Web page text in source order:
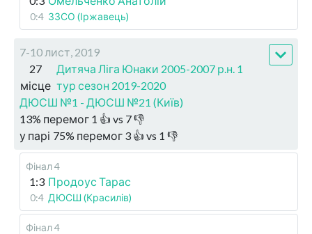
0:4 ЗЗСО (Іржавець)
7-10 лист, 2019
27
місце
Дитяча Ліга Юнаки 2005-2007 р.н. 1
тур сезон 2019-2020
ДЮСШ №1 - ДЮСШ №21 (Київ)
13% перемог 1 👍 vs 7👎
у парі 75% перемог 3 👍 vs 1 👎
Фінал 4
1:3 Продоус Тарас
0:4 ДЮСШ (Красилів)
Фінал 4